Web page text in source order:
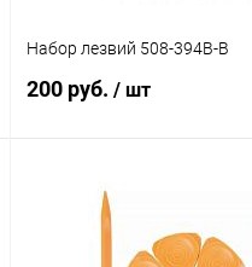
Набор лезвий 508-394В-В
200 руб. / шт